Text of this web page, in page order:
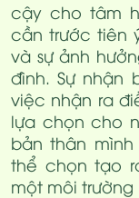
cậy cho tâm
cần trước tiên
và sự ảnh
đình. Sự nhận
việc nhận ra
lựa chọn cho
bản thân
thể chọn tạo
một môi